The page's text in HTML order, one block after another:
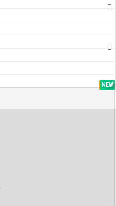
TOP
NEW
NEW
NEW